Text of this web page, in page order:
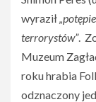
wyraził
terrorystów”.
Muzeum
roku hrabia
odznaczony